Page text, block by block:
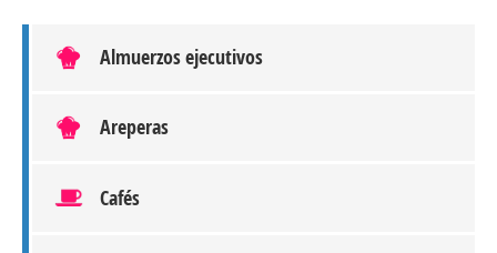
Almuerzos ejecutivos
Areperas
Cafés